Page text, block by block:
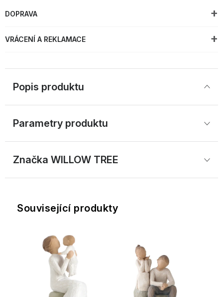
DOPRAVA
VRÁCENÍ A REKLAMACE
Popis produktu
Parametry produktu
Značka WILLOW TREE
Související produkty